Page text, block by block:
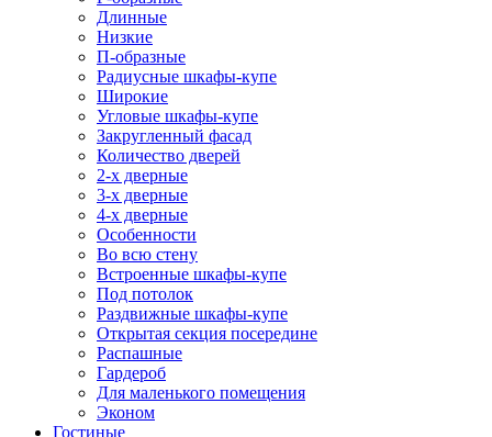
Длинные
Низкие
П-образные
Радиусные шкафы-купе
Широкие
Угловые шкафы-купе
Закругленный фасад
Количество дверей
2-х дверные
3-х дверные
4-х дверные
Особенности
Во всю стену
Встроенные шкафы-купе
Под потолок
Раздвижные шкафы-купе
Открытая секция посередине
Распашные
Гардероб
Для маленького помещения
Эконом
Гостиные